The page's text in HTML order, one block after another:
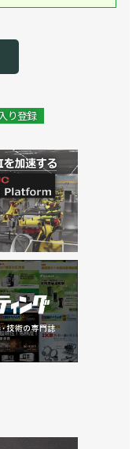
セミナー開催／
セミナー開催／
ントを２月21日
東京都中小企業
けにロボット研
社
ナー」開催／東
月15日に開催／
り登録